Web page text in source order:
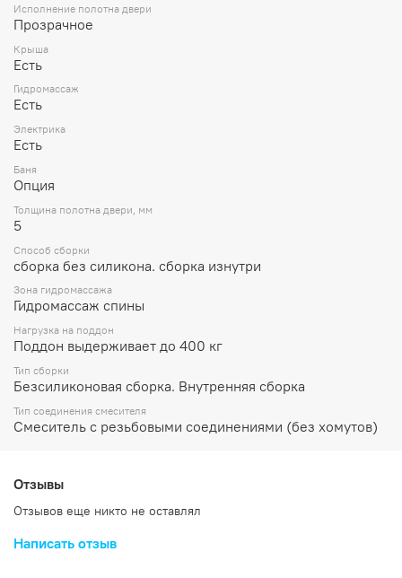
Исполнение полотна двери
Прозрачное
Крыша
Есть
Гидромассаж
Есть
Электрика
Есть
Баня
Опция
Толщина полотна двери, мм
5
Способ сборки
сборка без силикона. сборка изнутри
Зона гидромассажа
Гидромассаж спины
Нагрузка на поддон
Поддон выдерживает до 400 кг
Тип сборки
Безсиликоновая сборка. Внутренняя сборка
Тип соединения смесителя
Смеситель с резьбовыми соединениями (без хомутов)
Отзывы
Отзывов еще никто не оставлял
Написать отзыв